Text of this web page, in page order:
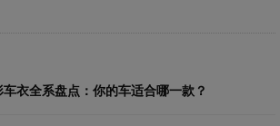
衣全系盘点：你的车适合哪一款？